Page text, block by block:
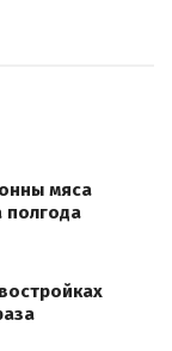
мяса
полгода